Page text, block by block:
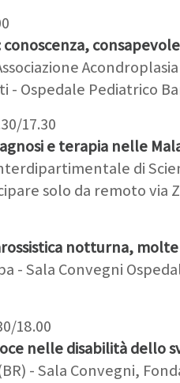
- Ospedale Pediatrico
17.30
e terapia nelle
di
solo da remoto via
notturna,
- Sala Convegni
18.00
nelle disabilità dello
- Sala Convegni,